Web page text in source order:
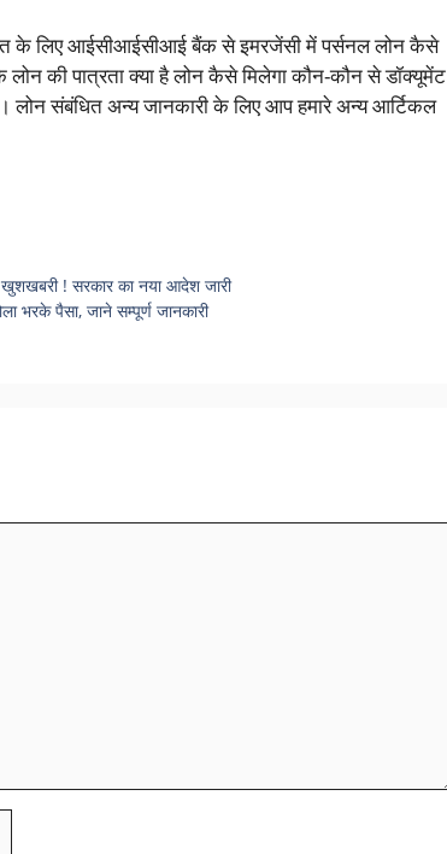
के लिए आईसीआईसीआई बैंक से इमरजेंसी में पर्सनल लोन कैसे
की पात्रता क्या है लोन कैसे मिलेगा कौन-कौन से डॉक्यूमेंट
संबंधित अन्य जानकारी के लिए आप हमारे अन्य आर्टिकल
! सरकार का नया आदेश जारी
भरके पैसा, जाने सम्पूर्ण जानकारी